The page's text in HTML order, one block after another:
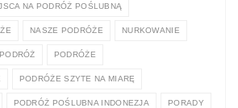
NA PODRÓŻ POŚLUBNĄ
NASZE PODRÓŻE NURKOWANIE
PODRÓŻ PODRÓŻE
PODRÓŻE SZYTE NA MIARĘ
PODRÓŻ POŚLUBNA INDONEZJA PORADY